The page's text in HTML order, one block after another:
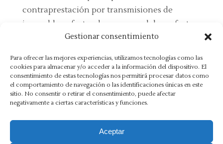
Gestionar consentimiento
Para ofrecer las mejores experiencias, utilizamos tecnologías como las
cookies para almacenar y/o acceder a la información del dispositivo. El
consentimiento de estas tecnologías nos permitirá procesar datos como
el comportamiento de navegación o las identificaciones únicas en este
sitio. No consentir o retirar el consentimiento, puede afectar
negativamente a ciertas características y funciones.
Aceptar
contraprestación por transmisiones de
inmuebles, efectuadas o que se deban efectuar
(por ejemplo cuando se efectúan operaciones
sujetas en el IVA.
· Las agencias de viajes consignarán
separadamente diversas operaciones que
cumplan con los requisitos a que se refiere
la disposición adicional cuarta del Reglamento
por el que se regulan las obligaciones de